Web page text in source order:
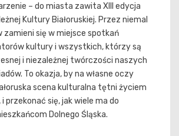
– do miasta zawita XIII edycja
Kultury Białoruskiej. Przez niemal
zamieni się w miejsce spotkań
kultury i wszystkich, którzy są
i niezależnej twórczości naszych
To okazja, by na własne oczy
scena kulturalna tętni życiem
przekonać się, jak wiele ma do
Dolnego Śląska.